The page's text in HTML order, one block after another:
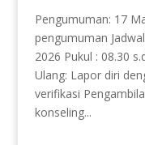
Pengumuman: 17
pengumuman
2026 Pukul : 08.30
Ulang: Lapor diri
verifikasi
konseling...